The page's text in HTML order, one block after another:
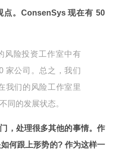
点。ConsenSys 现在有 50
风险投资工作室中有
家公司。总之，我们
我们的风险工作室里
同的发展状态。
，处理很多其他的事情。作
何跟上形势的? 作为这样一